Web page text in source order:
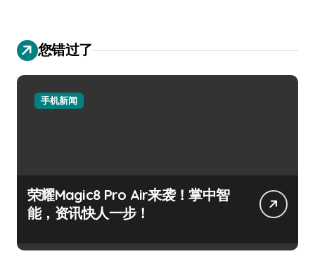
您错过了
手机新闻
荣耀Magic8 Pro Air来袭！掌中智
能，资讯快人一步！